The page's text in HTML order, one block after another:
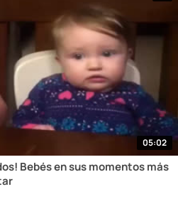
05:02
Bebés en sus momentos más